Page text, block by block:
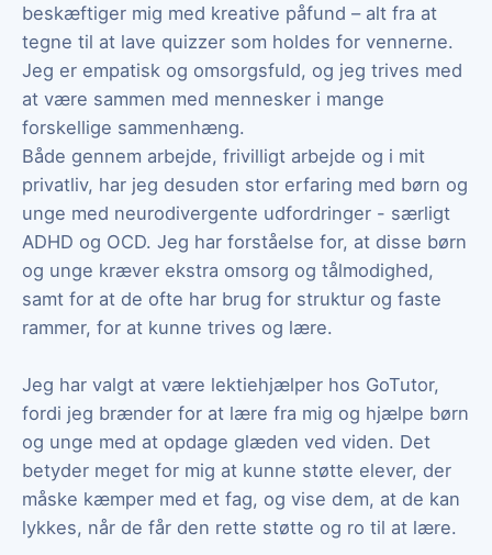
beskæftiger mig med kreative påfund – alt fra at
tegne til at lave quizzer som holdes for vennerne.
Jeg er empatisk og omsorgsfuld, og jeg trives med
at være sammen med mennesker i mange
forskellige sammenhæng.
Både gennem arbejde, frivilligt arbejde og i mit
privatliv, har jeg desuden stor erfaring med børn og
unge med neurodivergente udfordringer - særligt
ADHD og OCD. Jeg har forståelse for, at disse børn
og unge kræver ekstra omsorg og tålmodighed,
samt for at de ofte har brug for struktur og faste
rammer, for at kunne trives og lære.
Jeg har valgt at være lektiehjælper hos GoTutor,
fordi jeg brænder for at lære fra mig og hjælpe børn
og unge med at opdage glæden ved viden. Det
betyder meget for mig at kunne støtte elever, der
måske kæmper med et fag, og vise dem, at de kan
lykkes, når de får den rette støtte og ro til at lære.